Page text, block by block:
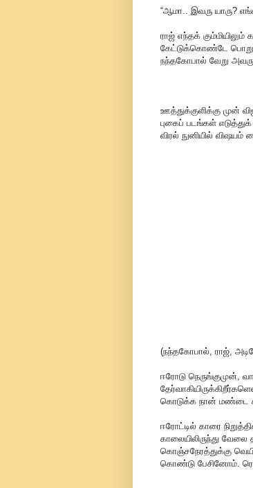
“ஆமா.. இவரு யாரு?
ராஜ் எந்தக்
கேட்டுக்கொண்டே
நந்தகோபால் வேறு
ஊத்துக்குளிக்கு முன்
புகைப் படங்கள்
விரல் நுனியில் விஷயம்
(நந்தகோபால், ராஜ்,
ஈரோடு நெருங்குமுன்,
கொடுக்க நான் மண்டை
ஈரோட்டில் காரை
காலையிலிருந்து
கொஞ்சநேரத்துக்கு
கொண்டு பேசினோம்.